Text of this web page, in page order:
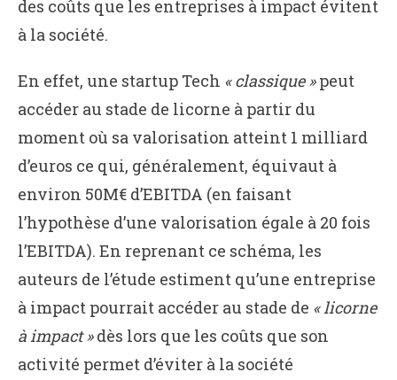
des coûts que les entreprises à impact évitent
à la société.
En effet, une startup Tech « classique »peut
accéder au stade de licorne à partir du
moment où sa valorisation atteint 1 milliard
d’euros ce qui, généralement, équivaut à
environ 50M€ d’EBITDA (en faisant
l’hypothèse d’une valorisation égale à 20 fois
l’EBITDA). En reprenant ce schéma, les
auteurs de l’étude estiment qu’une entreprise
à impact pourrait accéder au stade de « licorne
à impact »dès lors que les coûts que son
activité permet d’éviter à la société